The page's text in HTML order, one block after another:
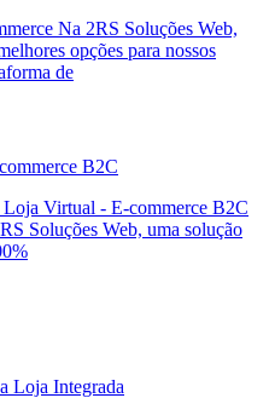
Na 2RS Soluções Web,
opções para nossos
de
B2C
Loja Virtual - E-commerce B2C
Soluções Web, uma solução
Loja Integrada